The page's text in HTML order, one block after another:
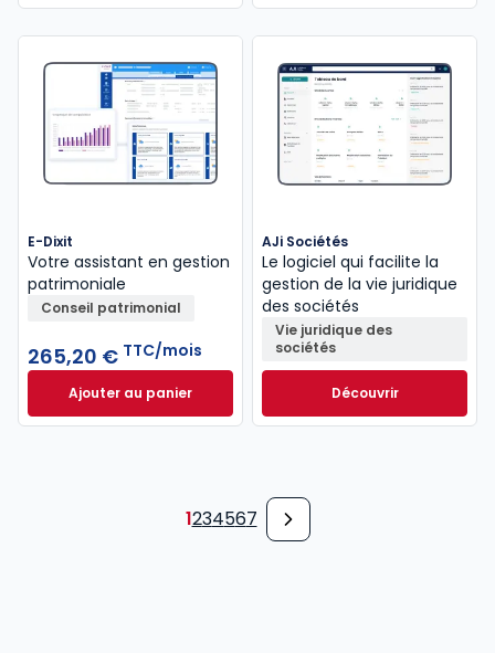
E-Dixit
Votre assistant en gestion
patrimoniale
Conseil patrimonial
265,20 € TTC/mois
Ajouter au panier
E-Dixit à 265,20 €
AJi Sociétés
Le logiciel qui facilite la
gestion de la vie juridique
des sociétés
Vie juridique des
sociétés
Découvrir
1234567